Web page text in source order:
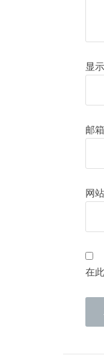
显
邮箱
网站
在